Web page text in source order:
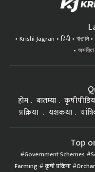
Krishi Jagran हिंदी বাঙালি
অসমীয়া
होम बातम्या
प्रक्रिया
यशकथा
Top
Government Schemes
Farming कृषी प्रक्रिया